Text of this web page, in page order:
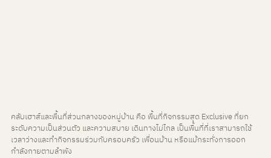
คลับเฮาส์และพื้นที่ส่วนกลางของหมู่บ้าน คือ พื้นที่กิจกรรมสุด Exclusive ที่ยก
ระดับความเป็นส่วนตัว และความสบาย เดินทางไม่ไกล เป็นพื้นที่ที่เราสามารถใช้
เวลาว่างและทำกิจกรรมร่วมกับครอบครัว เพื่อนบ้าน หรือแม้กระทั่งการออก
กำลังกายตามลำพัง